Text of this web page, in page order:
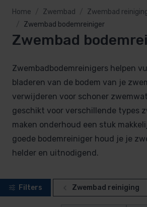
Home Zwembad
Zwembad
Zwembad bodemreiniger
Zwembad
Zwembadbodemreinigers helpen
bladeren van de bodem van je
verwijderen voor schoner
geschikt voor verschillende types
maken onderhoud een stuk
goede bodemreiniger houd je je
helder en uitnodigend.
Filters Zwembad reiniging